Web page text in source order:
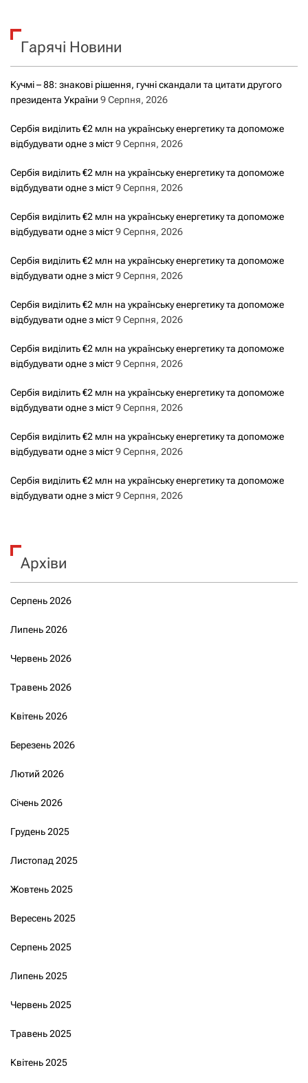
к
Гарячі Новини
Кучмі – 88: знакові рішення, гучні скандали та цитати другого
президента України 9 Серпня, 2026
Сербія виділить €2 млн на українську енергетику та допоможе
відбудувати одне з міст9 Серпня, 2026
Сербія виділить €2 млн на українську енергетику та допоможе
відбудувати одне з міст9 Серпня, 2026
Сербія виділить €2 млн на українську енергетику та допоможе
відбудувати одне з міст9 Серпня, 2026
Сербія виділить €2 млн на українську енергетику та допоможе
відбудувати одне з міст9 Серпня, 2026
Сербія виділить €2 млн на українську енергетику та допоможе
відбудувати одне з міст9 Серпня, 2026
Сербія виділить €2 млн на українську енергетику та допоможе
відбудувати одне з міст9 Серпня, 2026
Сербія виділить €2 млн на українську енергетику та допоможе
відбудувати одне з міст9 Серпня, 2026
Сербія виділить €2 млн на українську енергетику та допоможе
відбудувати одне з міст9 Серпня, 2026
Сербія виділить €2 млн на українську енергетику та допоможе
відбудувати одне з міст9 Серпня, 2026
Архіви
Серпень 2026
Липень 2026
Червень 2026
Травень 2026
Квітень 2026
Березень 2026
Лютий 2026
Січень 2026
Грудень 2025
Листопад 2025
Жовтень 2025
Вересень 2025
Серпень 2025
Липень 2025
Червень 2025
Травень 2025
Квітень 2025